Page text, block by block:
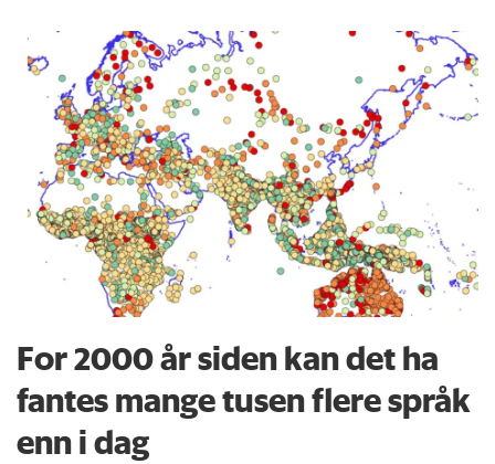
For 2000 år siden kan det ha
fantes mange tusen flere språk
enn i dag